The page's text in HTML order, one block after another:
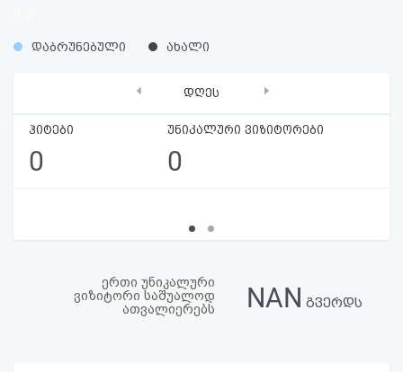
სალიცენზიო
%
% დაბრუნებული ახალი
დღეს
ჰიტები
0
უნიკალური ვიზიტორები
0
‹ ›
ერთი უნიკალური
ვიზიტორი საშუალოდ
ათვალიერებს
NAN გვერდს